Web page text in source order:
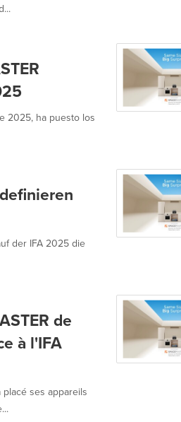
2025, ha puesto los
der IFA 2025 die
de
à l'IFA
ses appareils